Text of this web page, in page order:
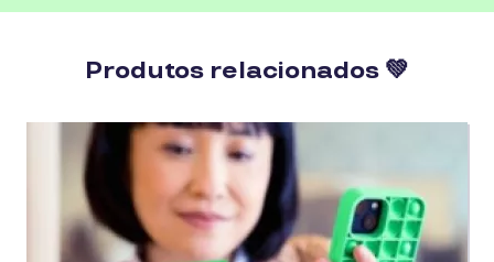
Produtos relacionados 💚